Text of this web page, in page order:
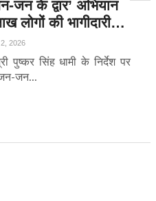
के द्वार’ अभियान
लोगों की भागीदारी…
2026
पुष्कर सिंह धामी के निर्देश पर
जन...